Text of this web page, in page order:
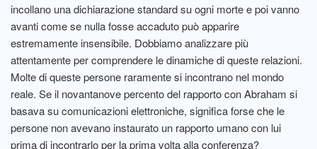
incollano una dichiarazione standard su ogni morte e poi vanno
avanti come se nulla fosse accaduto può apparire
estremamente insensibile. Dobbiamo analizzare più
attentamente per comprendere le dinamiche di queste relazioni.
Molte di queste persone raramente si incontrano nel mondo
reale. Se il novantanove percento del rapporto con Abraham si
basava su comunicazioni elettroniche, significa forse che le
persone non avevano instaurato un rapporto umano con lui
prima di incontrarlo per la prima volta alla conferenza?